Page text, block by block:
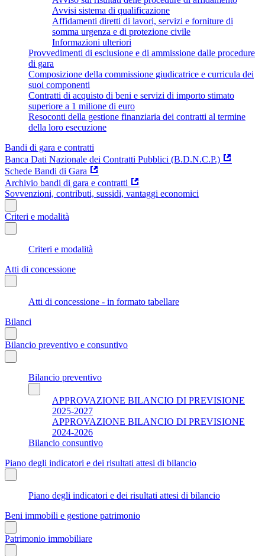
Avvisi sistema di qualificazione
Affidamenti diretti di lavori, servizi e forniture di
somma urgenza e di protezione civile
Informazioni ulteriori
Provvedimenti di esclusione e di ammissione dalle procedure
di gara
Composizione della commissione giudicatrice e curricula dei
suoi componenti
Contratti di acquisto di beni e servizi di importo stimato
superiore a 1 milione di euro
Resoconti della gestione finanziaria dei contratti al termine
della loro esecuzione
Bandi di gara e contratti
Banca Dati Nazionale dei Contratti Pubblici (B.D.N.C.P.)
Schede Bandi di Gara
Archivio bandi di gara e contratti
Sovvenzioni, contributi, sussidi, vantaggi economici
Criteri e modalità
Criteri e modalità
Atti di concessione
Atti di concessione - in formato tabellare
Bilanci
Bilancio preventivo e consuntivo
Bilancio preventivo
APPROVAZIONE BILANCIO DI PREVISIONE
2025-2027
APPROVAZIONE BILANCIO DI PREVISIONE
2024-2026
Bilancio consuntivo
Piano degli indicatori e dei risultati attesi di bilancio
Piano degli indicatori e dei risultati attesi di bilancio
Beni immobili e gestione patrimonio
Patrimonio immobiliare